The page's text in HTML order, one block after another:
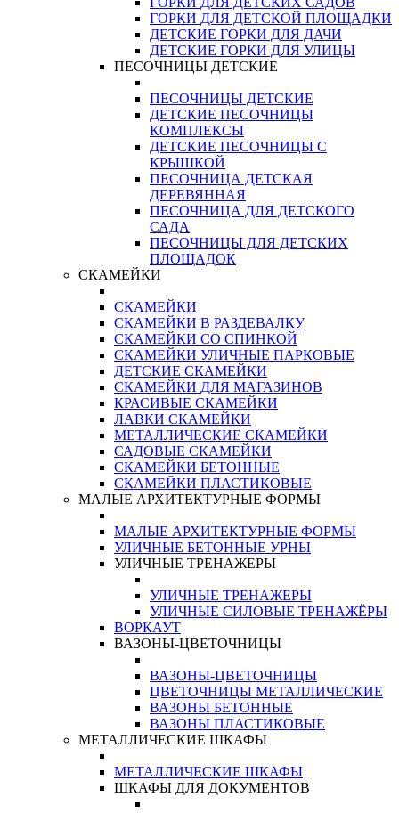
ГОРКИ ДЛЯ ДЕТСКОЙ ПЛОЩАДКИ
ДЕТСКИЕ ГОРКИ ДЛЯ ДАЧИ
ДЕТСКИЕ ГОРКИ ДЛЯ УЛИЦЫ
ПЕСОЧНИЦЫ ДЕТСКИЕ
ПЕСОЧНИЦЫ ДЕТСКИЕ
ДЕТСКИЕ ПЕСОЧНИЦЫ
КОМПЛЕКСЫ
ДЕТСКИЕ ПЕСОЧНИЦЫ С
КРЫШКОЙ
ПЕСОЧНИЦА ДЕТСКАЯ
ДЕРЕВЯННАЯ
ПЕСОЧНИЦА ДЛЯ ДЕТСКОГО
САДА
ПЕСОЧНИЦЫ ДЛЯ ДЕТСКИХ
ПЛОЩАДОК
СКАМЕЙКИ
СКАМЕЙКИ
СКАМЕЙКИ В РАЗДЕВАЛКУ
СКАМЕЙКИ СО СПИНКОЙ
СКАМЕЙКИ УЛИЧНЫЕ ПАРКОВЫЕ
ДЕТСКИЕ СКАМЕЙКИ
СКАМЕЙКИ ДЛЯ МАГАЗИНОВ
КРАСИВЫЕ СКАМЕЙКИ
ЛАВКИ СКАМЕЙКИ
МЕТАЛЛИЧЕСКИЕ СКАМЕЙКИ
САДОВЫЕ СКАМЕЙКИ
СКАМЕЙКИ БЕТОННЫЕ
СКАМЕЙКИ ПЛАСТИКОВЫЕ
МАЛЫЕ АРХИТЕКТУРНЫЕ ФОРМЫ
МАЛЫЕ АРХИТЕКТУРНЫЕ ФОРМЫ
УЛИЧНЫЕ БЕТОННЫЕ УРНЫ
УЛИЧНЫЕ ТРЕНАЖЕРЫ
УЛИЧНЫЕ ТРЕНАЖЕРЫ
УЛИЧНЫЕ СИЛОВЫЕ ТРЕНАЖЁРЫ
ВОРКАУТ
ВАЗОНЫ-ЦВЕТОЧНИЦЫ
ВАЗОНЫ-ЦВЕТОЧНИЦЫ
ЦВЕТОЧНИЦЫ МЕТАЛЛИЧЕСКИЕ
ВАЗОНЫ БЕТОННЫЕ
ВАЗОНЫ ПЛАСТИКОВЫЕ
МЕТАЛЛИЧЕСКИЕ ШКАФЫ
МЕТАЛЛИЧЕСКИЕ ШКАФЫ
ШКАФЫ ДЛЯ ДОКУМЕНТОВ